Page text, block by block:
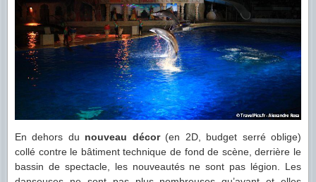
En dehors du nouveau décor(en 2D, budget serré oblige)
collé contre le bâtiment technique de fond de scène, derrière le
bassin de spectacle, les nouveautés ne sont pas légion. Les